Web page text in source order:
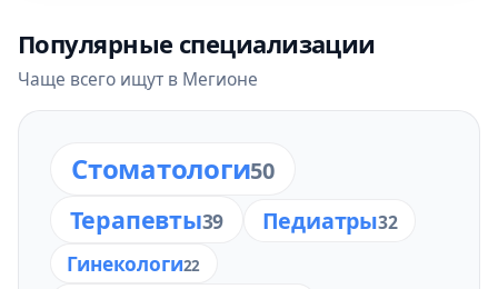
Популярные специализации
Чаще всего ищут в Мегионе
Стоматологи50
Терапевты39 Педиатры32
Гинекологи22